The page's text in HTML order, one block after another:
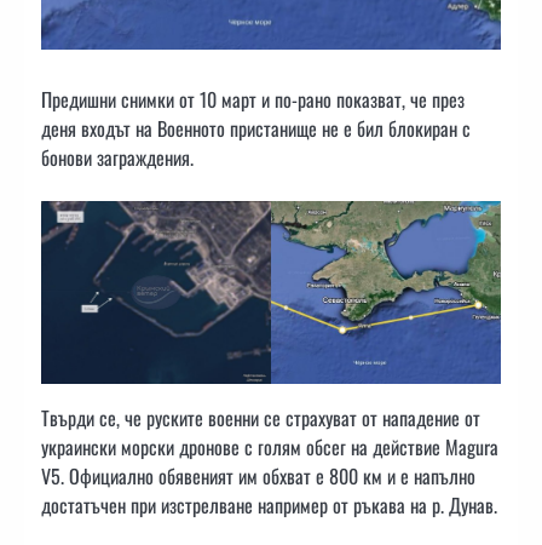
Предишни снимки от 10 март и по-рано показват, че през
деня входът на Военното пристанище не е бил блокиран с
бонови заграждения.
Твърди се, че руските военни се страхуват от нападение от
украински морски дронове с голям обсег на действие Magura
V5. Официално обявеният им обхват е 800 км и е напълно
достатъчен при изстрелване например от ръкава на р. Дунав.